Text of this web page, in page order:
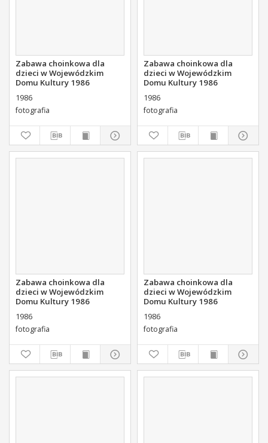
Zabawa choinkowa dla
dzieci w Wojewódzkim
Domu Kultury 1986
1986
fotografia
Zabawa choinkowa dla
dzieci w Wojewódzkim
Domu Kultury 1986
1986
fotografia
Zabawa choinkowa dla
dzieci w Wojewódzkim
Domu Kultury 1986
1986
fotografia
Zabawa choinkowa dla
dzieci w Wojewódzkim
Domu Kultury 1986
1986
fotografia